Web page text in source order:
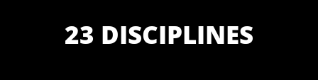
23 DISCIPLINES